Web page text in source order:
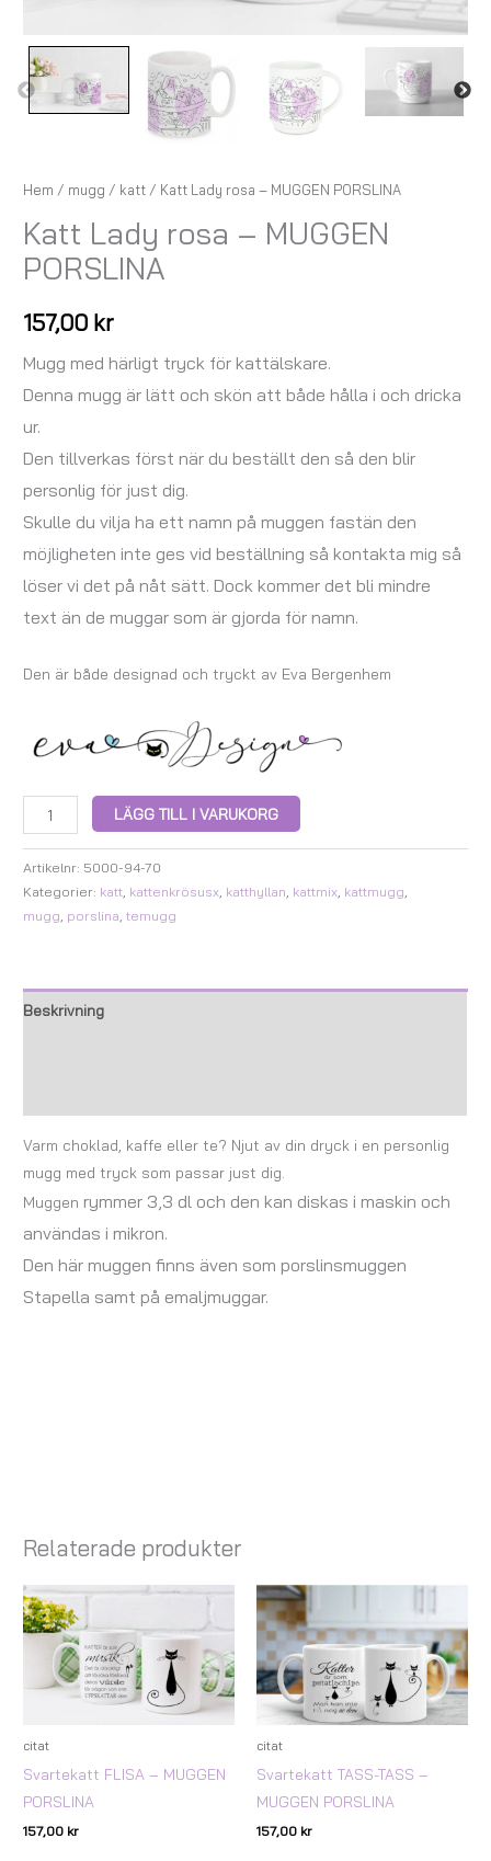
Hem / mugg / katt / Katt Lady rosa – MUGGEN PORSLINA
Katt Lady rosa – MUGGEN
PORSLINA
157,00 kr
Mugg med härligt tryck för kattälskare.
Denna mugg är lätt och skön att både hålla i och dricka
ur.
Den tillverkas först när du beställt den så den blir
personlig för just dig.
Skulle du vilja ha ett namn på muggen fastän den
möjligheten inte ges vid beställning så kontakta mig så
löser vi det på nåt sätt. Dock kommer det bli mindre
text än de muggar som är gjorda för namn.
Den är både designad och tryckt av Eva Bergenhem
LÄGG TILL I VARUKORG
Artikelnr: 5000-94-70
Kategorier: katt, kattenkrösusx, katthyllan, kattmix, kattmugg,
mugg, porslina,temugg
Beskrivning
Varm choklad, kaffe eller te? Njut av din dryck i en personlig
mugg med tryck som passar just dig.
Muggen rymmer 3,3 dl och den kan diskas i maskin och
användas i mikron.
Den här muggen finns även som porslinsmuggen
Stapella samt på emaljmuggar.
Relaterade produkter
citat
Svartekatt FLISA – MUGGEN
PORSLINA
157,00 kr
citat
Svartekatt TASS-TASS –
MUGGEN PORSLINA
157,00 kr